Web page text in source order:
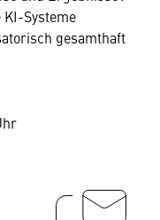
KI-Systeme
gesamthaft